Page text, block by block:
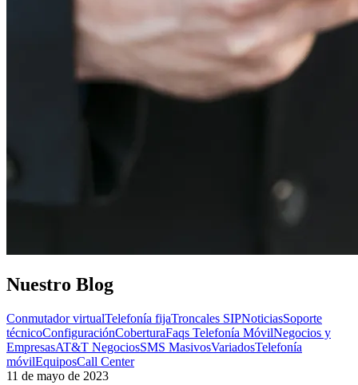
Nuestro Blog
Conmutador virtualTelefonía fijaTroncales SIPNoticiasSoporte
técnicoConfiguraciónCoberturaFaqs Telefonía MóvilNegocios y
EmpresasAT&T NegociosSMS MasivosVariadosTelefonía
móvilEquiposCall Center
11 de mayo de 2023